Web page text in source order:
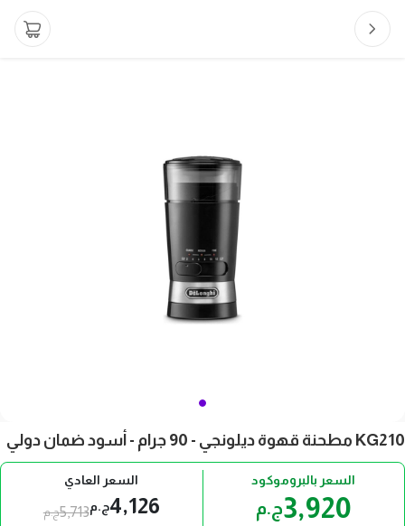
KG210 مطحنة قهوة ديلونجي - 90 جرام - أسود ضمان دولي
السعر بالبروموكود
3,920ج.م
السعر العادي
4,126ج.م5,713ج.م